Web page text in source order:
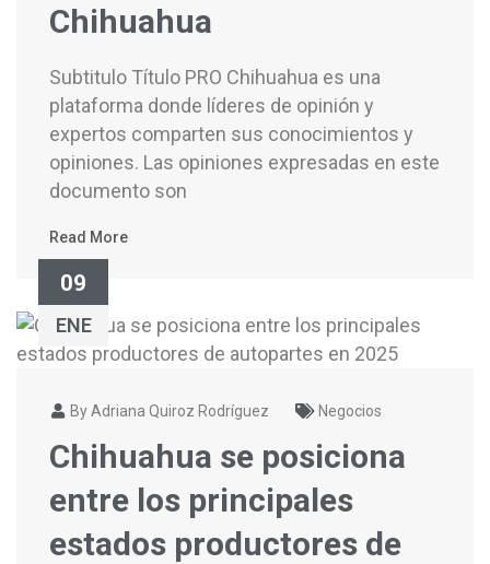
Chihuahua
Subtitulo Título PRO Chihuahua es una
plataforma donde líderes de opinión y
expertos comparten sus conocimientos y
opiniones. Las opiniones expresadas en este
documento son
Read More
09
ENE
By Adriana Quiroz Rodríguez Negocios
Chihuahua se posiciona
entre los principales
estados productores de